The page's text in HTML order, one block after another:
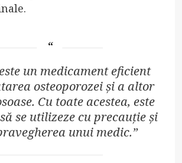
un medicament eficient
osteoporozei și a altor
Cu toate acestea, este
se utilizeze cu precauție și
unui medic.”